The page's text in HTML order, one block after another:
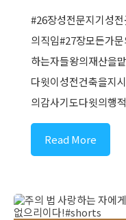
#26장성전문지기성
의직임#27장모든가
하는자들왕의재산을
다윗이성전건축을지
의감사기도다윗의행적
Read More